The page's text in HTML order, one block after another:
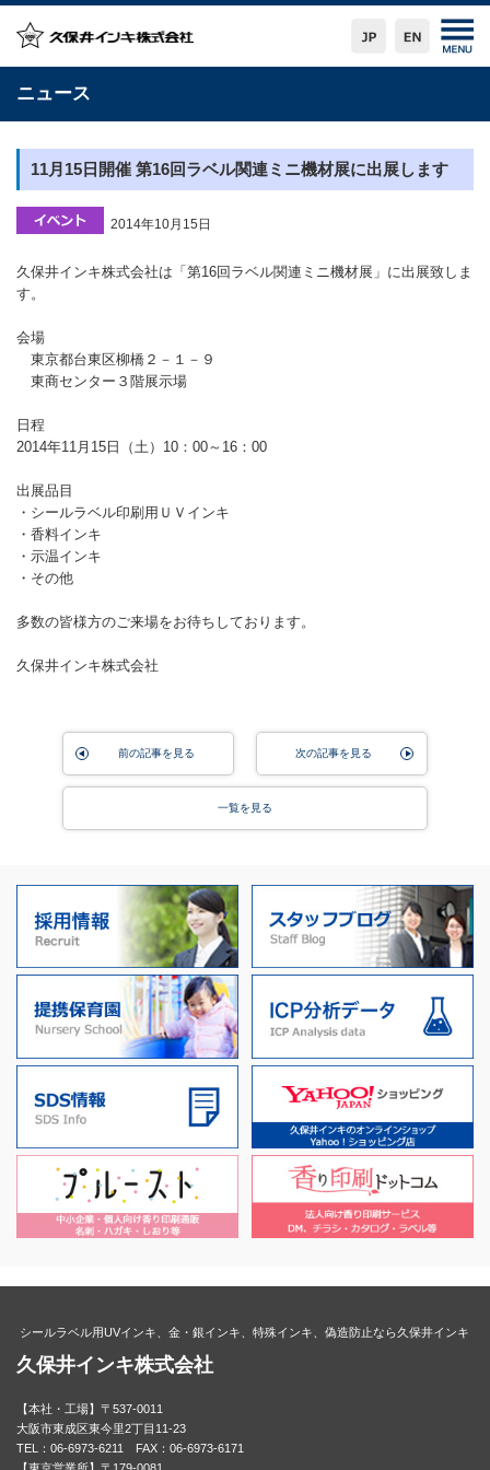
ニュース
11月15日開催 第16回ラベル関連ミニ機材展に出展します
2014年10月15日
久保井インキ株式会社は「第16回ラベル関連ミニ機材展」に出展致しま
す。
会場
東京都台東区柳橋２－１－９
東商センター３階展示場
日程
2014年11月15日（土）10：00～16：00
出展品目
・シールラベル印刷用ＵＶインキ
・香料インキ
・示温インキ
・その他
多数の皆様方のご来場をお待ちしております。
久保井インキ株式会社
前の記事を見る 次の記事を見る
一覧を見る
シールラベル用UVインキ、金・銀インキ、特殊インキ、偽造防止なら久保井インキ
久保井インキ株式会社
【本社・工場】〒537-0011
大阪市東成区東今里2丁目11-23
TEL：06-6973-6211 FAX：06-6973-6171